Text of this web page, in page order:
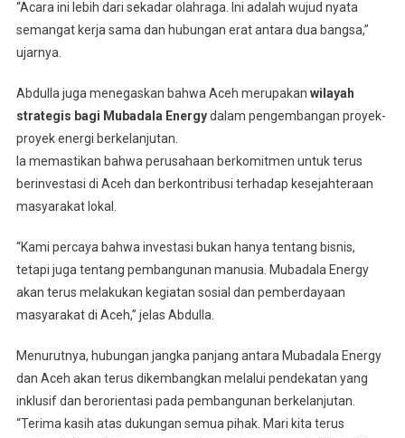
“Acara ini lebih dari sekadar olahraga. Ini adalah wujud nyata
semangat kerja sama dan hubungan erat antara dua bangsa,”
ujarnya.
Abdulla juga menegaskan bahwa Aceh merupakan wilayah
strategis bagi Mubadala Energydalam pengembangan proyek-
proyek energi berkelanjutan.
Ia memastikan bahwa perusahaan berkomitmen untuk terus
berinvestasi di Aceh dan berkontribusi terhadap kesejahteraan
masyarakat lokal.
“Kami percaya bahwa investasi bukan hanya tentang bisnis,
tetapi juga tentang pembangunan manusia. Mubadala Energy
akan terus melakukan kegiatan sosial dan pemberdayaan
masyarakat di Aceh,” jelas Abdulla.
Menurutnya, hubungan jangka panjang antara Mubadala Energy
dan Aceh akan terus dikembangkan melalui pendekatan yang
inklusif dan berorientasi pada pembangunan berkelanjutan.
“Terima kasih atas dukungan semua pihak. Mari kita terus